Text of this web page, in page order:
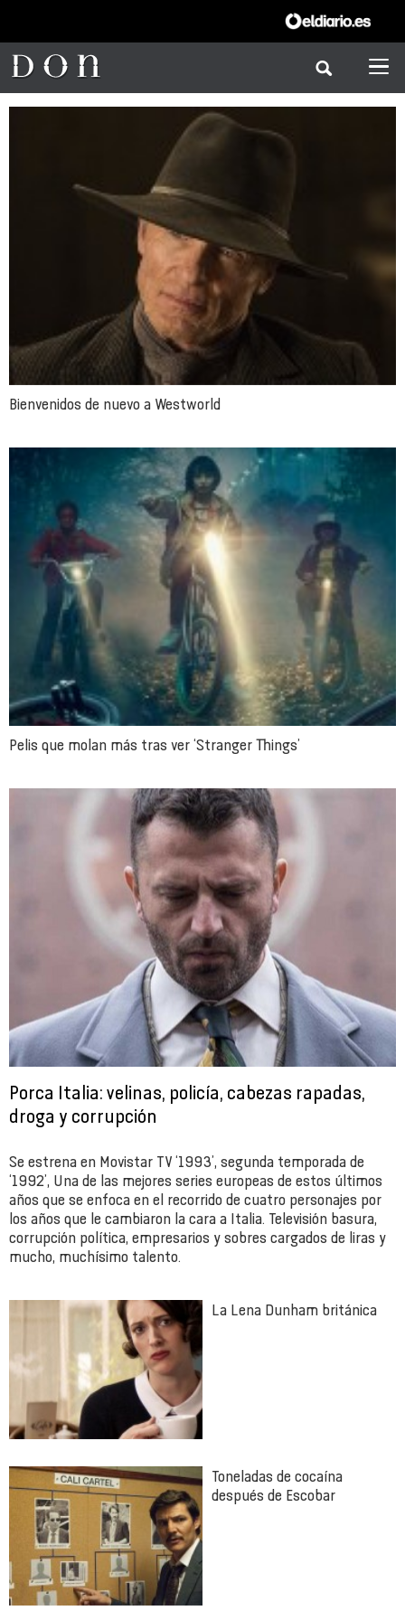
Bienvenidos de nuevo a Westworld
Pelis que molan más tras ver ‘Stranger Things’
Porca Italia: velinas, policía, cabezas rapadas,
droga y corrupción
Se estrena en Movistar TV ‘1993’, segunda temporada de
‘1992’, Una de las mejores series europeas de estos últimos
años que se enfoca en el recorrido de cuatro personajes por
los años que le cambiaron la cara a Italia. Televisión basura,
corrupción política, empresarios y sobres cargados de liras y
mucho, muchísimo talento.
La Lena Dunham británica
Toneladas de cocaína
después de Escobar